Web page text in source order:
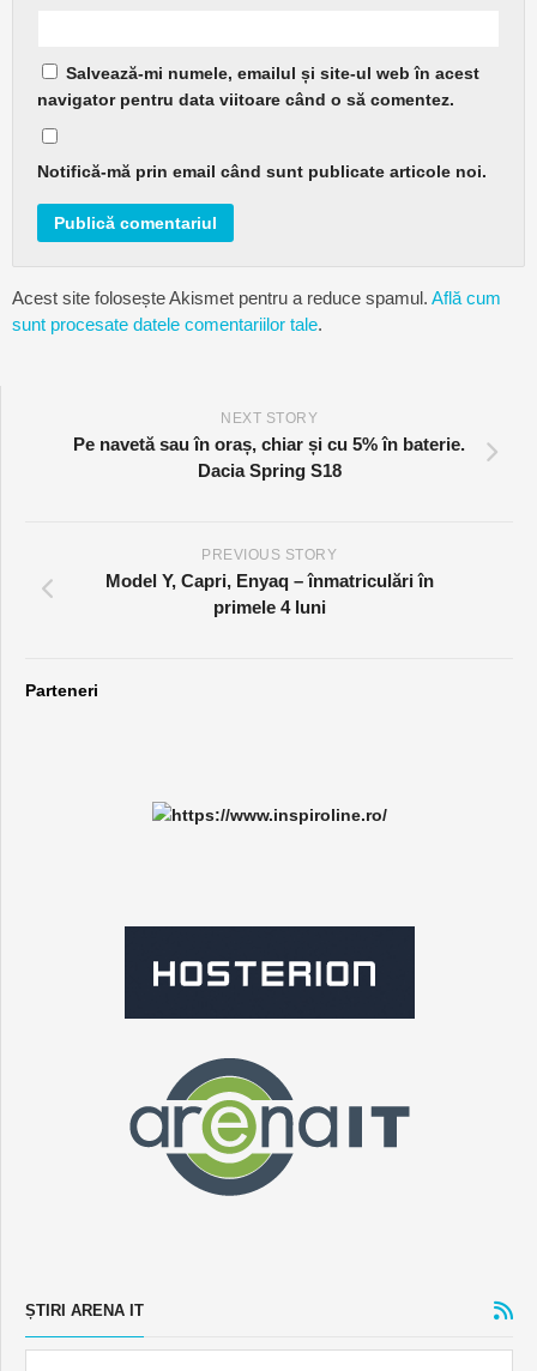
Salvează-mi numele, emailul și site-ul web în acest
navigator pentru data viitoare când o să comentez.
Notifică-mă prin email când sunt publicate articole noi.
Acest site folosește Akismet pentru a reduce spamul. Află cum
sunt procesate datele comentariilor tale.
NEXT STORY
Pe navetă sau în oraș, chiar și cu 5% în baterie.
Dacia Spring S18
PREVIOUS STORY
Model Y, Capri, Enyaq – înmatriculări în
primele 4 luni
Parteneri
ȘTIRI ARENA IT